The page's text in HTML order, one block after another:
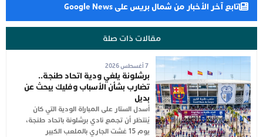
تابع آخر الأخبار من شمال بريس على Google News
مقالات ذات صلة
7 أغسطس 2026
برشلونة يلغي ودية اتحاد طنجة..
تضارب بشأن الأسباب وفليك يبحث عن
بديل
أُسدل الستار على المباراة الودية التي كان
يُنتظر أن تجمع نادي برشلونة باتحاد طنجة،
يوم 15 غشت الجاري بالملعب الكبير